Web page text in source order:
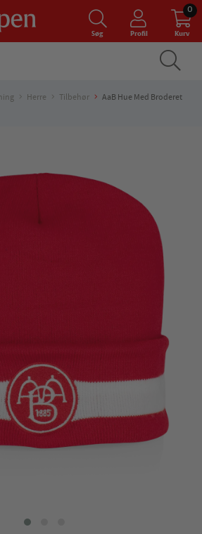
Søg Profil Kurv
0
Herre Tilbehør
AaB Hue Med Broderet